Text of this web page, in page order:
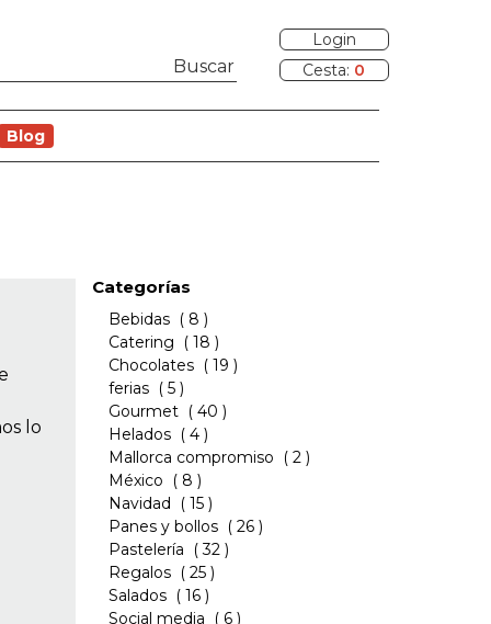
Login
Cesta: 0
Blog
lo
Categorías
Bebidas( 8 )
Catering ( 18 )
Chocolates( 19 )
ferias ( 5 )
Gourmet( 40 )
Helados( 4 )
Mallorca compromiso ( 2 )
México ( 8 )
Navidad ( 15 )
Panes y bollos( 26 )
Pastelería ( 32 )
Regalos( 25 )
Salados( 16 )
Social media ( 6 )